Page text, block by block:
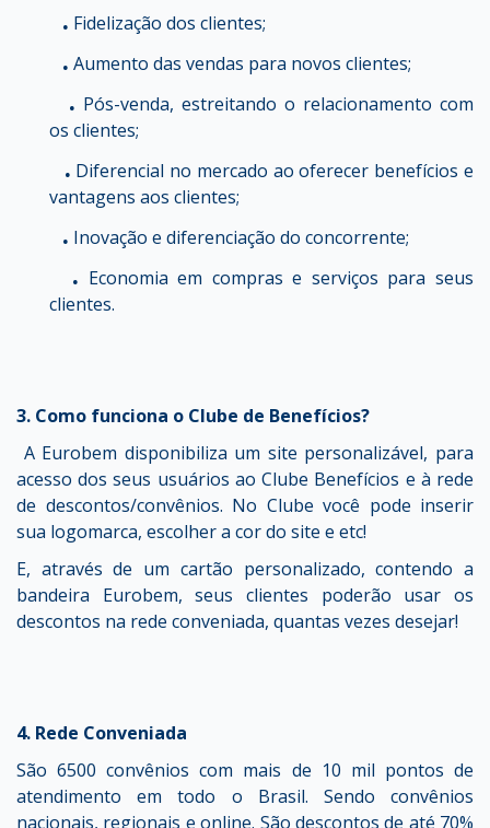
. Fidelização dos clientes;
. Aumento das vendas para novos clientes;
. Pós-venda, estreitando o relacionamento com
os clientes;
. Diferencial no mercado ao oferecer benefícios e
vantagens aos clientes;
. Inovação e diferenciação do concorrente;
. Economia em compras e serviços para seus
clientes.
3. Como funciona o Clube de Benefícios?
A Eurobem disponibiliza um site personalizável, para
acesso dos seus usuários ao Clube Benefícios e à rede
de descontos/convênios. No Clube você pode inserir
sua logomarca, escolher a cor do site e etc!
E, através de um cartão personalizado, contendo a
bandeira Eurobem, seus clientes poderão usar os
descontos na rede conveniada, quantas vezes desejar!
4. Rede Conveniada
São 6500 convênios com mais de 10 mil pontos de
atendimento em todo o Brasil. Sendo convênios
nacionais, regionais e online. São descontos de até 70%